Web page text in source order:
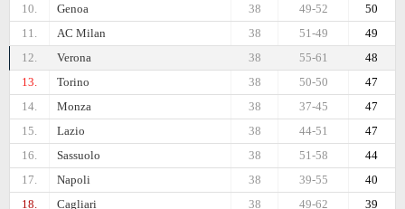
10.
Genoa 50
49-52
38
11.
AC Milan 49
51-49
38
12.
Verona 48
55-61
38
13.
Torino 47
50-50
38
14.
Monza 47
37-45
38
15.
Lazio 47
44-51
38
16.
Sassuolo 44
51-58
38
17.
Napoli 40
39-55
38
18.
Cagliari 39
49-62
38